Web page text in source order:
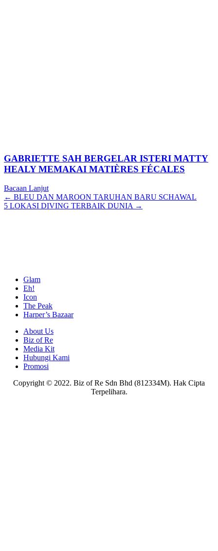
GABRIETTE SAH BERGELAR ISTERI MATTY
HEALY MEMAKAI MATIÈRES FÉCALES
Bacaan Lanjut
Posts
navigation
← BLEU DAN MAROON TARUHAN BARU SCHAWAL
5 LOKASI DIVING TERBAIK DUNIA →
Glam
Eh!
Icon
The Peak
Harper’s Bazaar
About Us
Biz of Re
Media Kit
Hubungi Kami
Promosi
Copyright © 2022. Biz of Re Sdn Bhd (812334M). Hak Cipta
Terpelihara.